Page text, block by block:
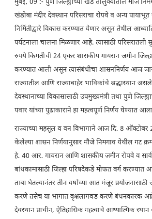
मुंबई, 09 :- पुणे जिल्ह्याच्या खेड तालुक्यातील मौजे
खंडोबा मंदीर देवस्थान परिसराचा रोपवे व अन्य पायाभूत
निर्मितीद्वारे विकास करण्यात येणार असून तेथील
पर्यटनाला चालना मिळणार आहे. त्यासाठी परिसरातली
रुपये किमतीची 24 एकर शासकीय गायरान जमीन
करण्यात आली असून त्यासंबंधीचा शासननिर्णय आज
राज्यातील आणि राज्याबाहेर भाविकांचे श्रद्धास्थान
देवस्थानाच्या विकासासाठी उपमुख्यमंत्री तथा पुणे
पवार यांच्या पुढाकाराने हा महत्वपूर्ण निर्णय घेण्यात
राज्याच्या महसूल व वन विभागाने आज दि. 8 ऑक्टोबर
केलेल्या शासन निर्णयानुसार मौजे निमगाव येथील गट
हे. 40 आर. गायरान आणि शासकीय जमीन रोपवे व
बांधकामासाठी जिल्हा परिषदेकडे मोफत वर्ग करण्यात
ताबा घेतल्यानंतर तीन वर्षांच्या आत मंजूर प्रयोजनासाठी
करणे तसेच या भागात वृक्षलागवड करणे बंधनकारक
देवस्थान प्राचीन, ऐतिहासिक महत्वाचे आध्यात्मिक स्थान